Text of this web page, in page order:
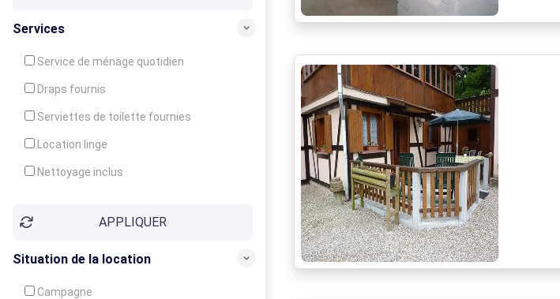
Services
Service de ménage quotidien
Draps fournis
Serviettes de toilette fournies
Location linge
Nettoyage inclus
Garde d'enfants
Crèche
APPLIQUER
Situation de la location
Campagne